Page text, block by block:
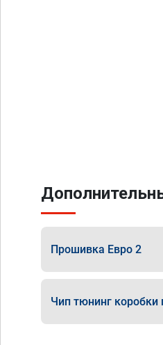
Прошивка Евро 2
Чип тюнинг коробки